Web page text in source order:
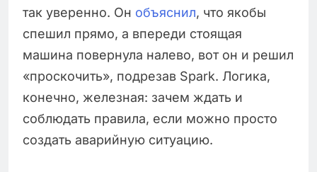
так уверенно. Он объяснил, что якобы
спешил прямо, а впереди стоящая
машина повернула налево, вот он и решил
«проскочить», подрезав Spark. Логика,
конечно, железная: зачем ждать и
соблюдать правила, если можно просто
создать аварийную ситуацию.